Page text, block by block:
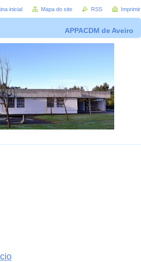
APPACDM de Aveiro
inicial Mapa do site RSS Imprimir